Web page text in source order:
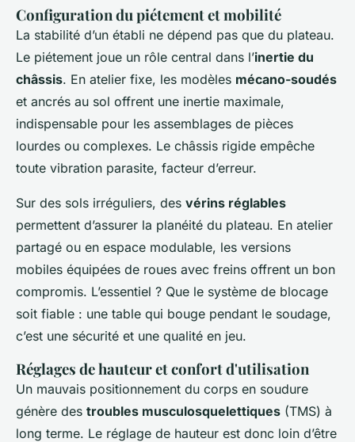
Configuration du piétement et mobilité
La stabilité d’un établi ne dépend pas que du plateau.
Le piétement joue un rôle central dans l’inertie du
châssis. En atelier fixe, les modèles mécano-soudés
et ancrés au sol offrent une inertie maximale,
indispensable pour les assemblages de pièces
lourdes ou complexes. Le châssis rigide empêche
toute vibration parasite, facteur d’erreur.
Sur des sols irréguliers, des vérins réglables
permettent d’assurer la planéité du plateau. En atelier
partagé ou en espace modulable, les versions
mobiles équipées de roues avec freins offrent un bon
compromis. L’essentiel ? Que le système de blocage
soit fiable : une table qui bouge pendant le soudage,
c’est une sécurité et une qualité en jeu.
Réglages de hauteur et confort d'utilisation
Un mauvais positionnement du corps en soudure
génère des troubles musculosquelettiques (TMS) à
long terme. Le réglage de hauteur est donc loin d’être